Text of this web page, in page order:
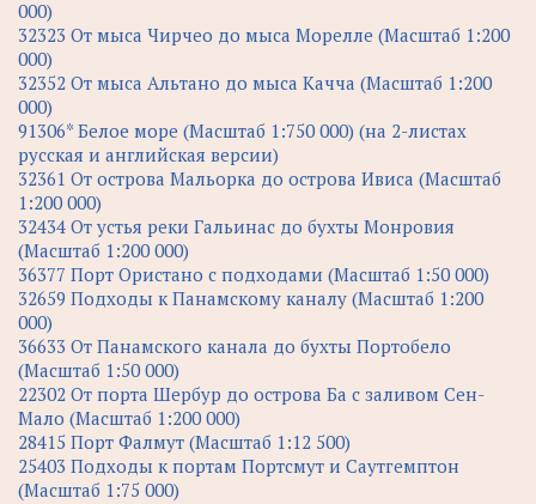
000)
32323 От мыса Чирчео до мыса Морелле (Масштаб 1:200
000)
32352 От мыса Альтано до мыса Качча (Масштаб 1:200
000)
91306* Белое море (Масштаб 1:750 000) (на 2-листах
русская и английская версии)
32361 От острова Мальорка до острова Ивиса (Масштаб
1:200 000)
32434 От устья реки Гальинас до бухты Монровия
(Масштаб 1:200 000)
36377 Порт Ористано с подходами (Масштаб 1:50 000)
32659 Подходы к Панамскому каналу (Масштаб 1:200
000)
36633 От Панамского канала до бухты Портобело
(Масштаб 1:50 000)
22302 От порта Шербур до острова Ба с заливом Сен-
Мало (Масштаб 1:200 000)
28415 Порт Фалмут (Масштаб 1:12 500)
25403 Подходы к портам Портсмут и Саутгемптон
(Масштаб 1:75 000)